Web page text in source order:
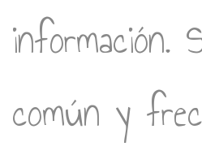
información.
común y